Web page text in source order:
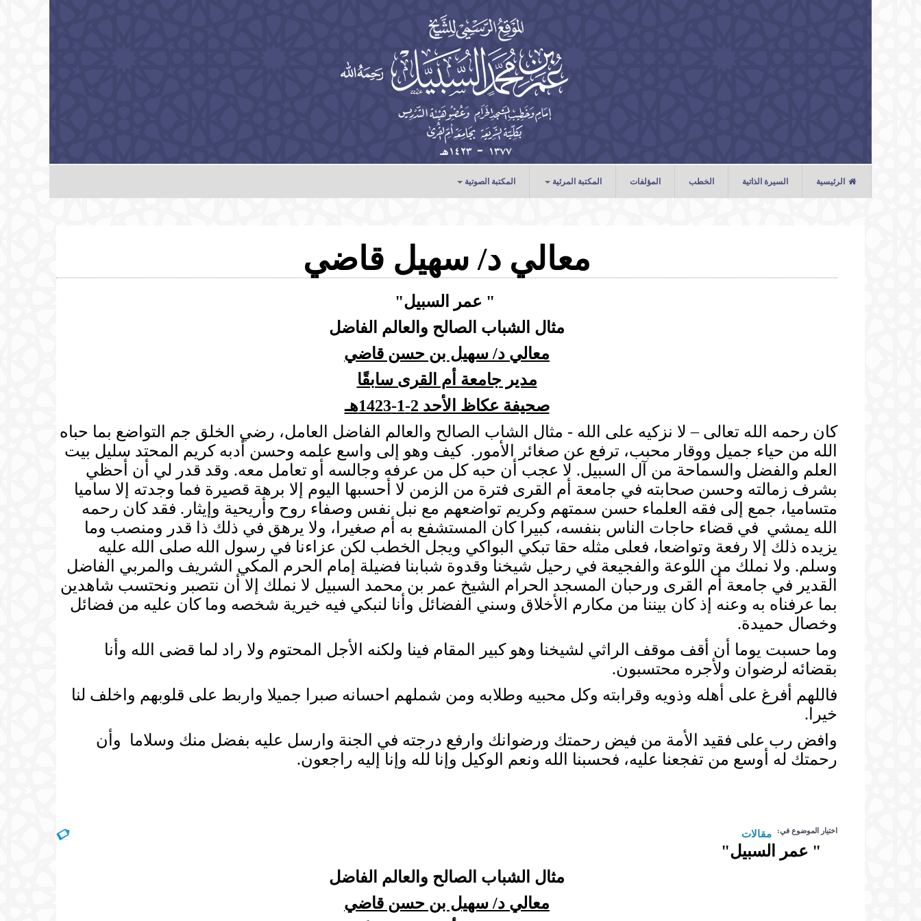
الرئيسية السيرة الذاتية الخطب المؤلفات المكتبة المرئية المكتبة الصوتية
المحاضرات
معالي د/ سهيل قاضي
" عمر السبيل"
مثال الشباب الصالح والعالم الفاضل
معالي د/ سهيل بن حسن قاضي
مدير جامعة أم القرى سابقًا
صحيفة عكاظ الأحد 2-1-1423هـ
كان رحمه الله تعالى – لا نزكيه على الله - مثال الشاب الصالح والعالم الفاضل العامل، رضي الخلق جم التواضع بما حباه
الله من حياء جميل ووقار محبب، ترفع عن صغائر الأمور. كيف وهو إلى واسع علمه وحسن أدبه كريم المحتد سليل بيت
العلم والفضل والسماحة من آل السبيل. لا عجب أن حبه كل من عرفه وجالسه أو تعامل معه. وقد قدر لي أن أحظي
بشرف زمالته وحسن صحابته في جامعة أم القرى فترة من الزمن لا أحسبها اليوم إلا برهة قصيرة فما وجدته إلا ساميا
متساميا، جمع إلى فقه العلماء حسن سمتهم وكريم تواضعهم مع نبل نفس وصفاء روح وأريحية وإيثار. فقد كان رحمه
الله يمشي في قضاء حاجات الناس بنفسه، كبيرا كان المستشفع به أم صغيرا، ولا يرهق في ذلك ذا قدر ومنصب وما
يزيده ذلك إلا رفعة وتواضعا، فعلى مثله حقا تبكي البواكي ويجل الخطب لكن عزاءنا في رسول الله صلى الله عليه
وسلم. ولا نملك من اللوعة والفجيعة في رحيل شيخنا وقدوة شبابنا فضيلة إمام الحرم المكي الشريف والمربي الفاضل
القدير في جامعة أم القرى ورحبان المسجد الحرام الشيخ عمر بن محمد السبيل لا نملك إلا أن نتصبر ونحتسب شاهدين
بما عرفناه به وعنه إذ كان بيننا من مكارم الأخلاق وسني الفضائل وأنا لنبكي فيه خيرية شخصه وما كان عليه من فضائل
وخصال حميدة.
وما حسبت يوما أن أقف موقف الراثي لشيخنا وهو كبير المقام فينا ولكنه الأجل المحتوم ولا راد لما قضى الله وأنا
بقضائه لرضوان ولأجره محتسبون.
فاللهم أفرغ على أهله وذويه وقرابته وكل محبيه وطلابه ومن شملهم احسانه صبرا جميلا واربط على قلوبهم واخلف لنا
خيرا.
وافض رب على فقيد الأمة من فيض رحمتك ورضوانك وارفع درجته في الجنة وارسل عليه بفضل منك وسلاما وأن
رحمتك له أوسع من تفجعنا عليه، فحسبنا الله ونعم الوكيل وإنا لله وإنا إليه راجعون.
اختيار الموضوع في: مقالات
" عمر السبيل"
مثال الشباب الصالح والعالم الفاضل
معالي د/ سهيل بن حسن قاضي